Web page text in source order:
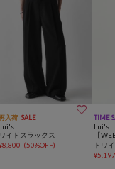
入荷 SALE 
Lui's
ワイドスラックス
8,800 (50%OFF)
TIME
Lui's
【
トワ
¥